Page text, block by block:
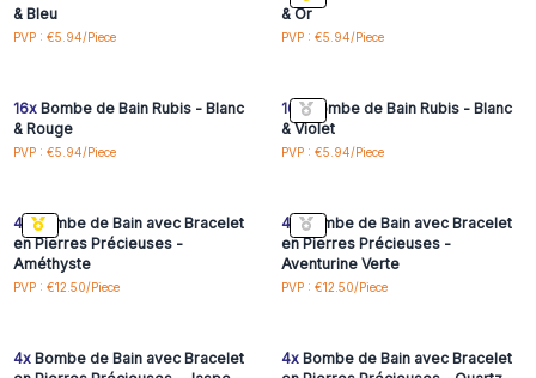
& Bleu
PVP : €5.94/Piece
& Or
PVP : €5.94/Piece
Connectez-vous ou
16xBombe de Bain Rubis - Blanc
& Rouge
PVP : €5.94/Piece
Connectez-vous ou
16xBombe de Bain Rubis - Blanc
& Violet
PVP : €5.94/Piece
Connectez-vous ou
4x Bombe de Bain avec Bracelet
en Pierres Précieuses -
Améthyste
PVP : €12.50/Piece
Connectez-vous ou
4x Bombe de Bain avec Bracelet
en Pierres Précieuses -
Aventurine Verte
PVP : €12.50/Piece
Connectez-vous ou
4xBombe de Bain avec Bracelet
Connectez-vous ou
4xBombe de Bain avec Bracelet